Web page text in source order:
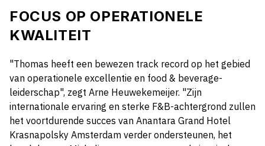
FOCUS OP OPERATIONELE
KWALITEIT
"Thomas heeft een bewezen track record op het gebied
van operationele excellentie en food & beverage-
leiderschap", zegt Arne Heuwekemeijer. "Zijn
internationale ervaring en sterke F&B-achtergrond zullen
het voortdurende succes van Anantara Grand Hotel
Krasnapolsky Amsterdam verder ondersteunen, het